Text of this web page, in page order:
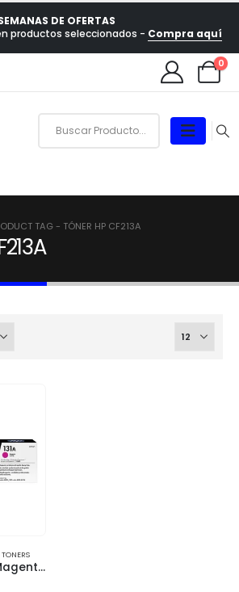
DE OFERTAS
productos seleccionados - Compra aquí
0
TAG - TÓNER HP CF213A
TONERS
Tóner HP CF213A Magenta (131A) – 1,800 páginas